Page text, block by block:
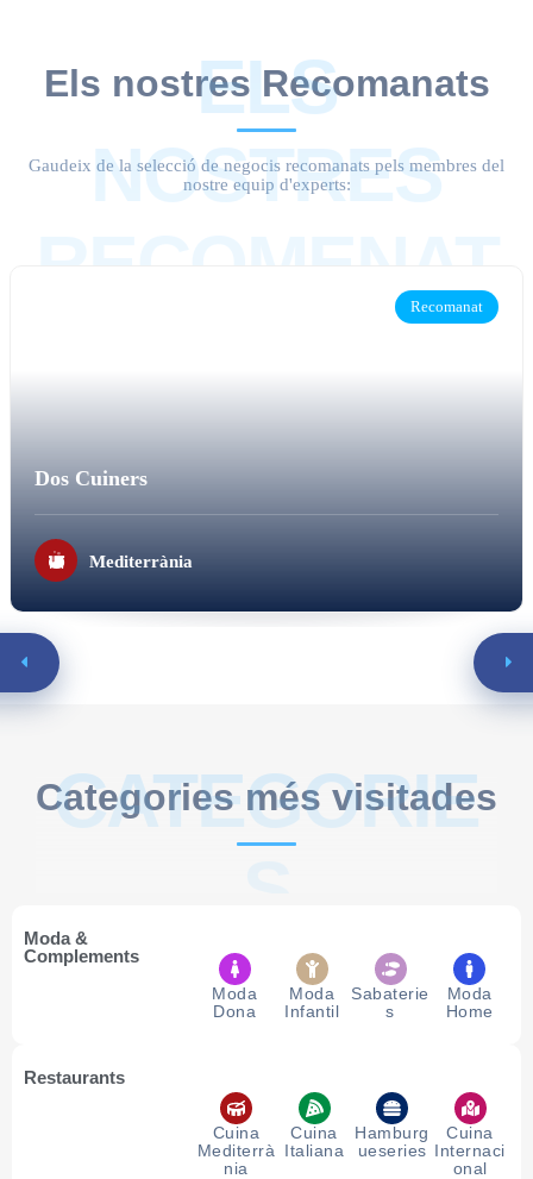
Els nostres Recomanats
ELS
NOSTRES
Gaudeix de la selecció de negocis recomanats pels membres del
nostre equip d'experts:
Recomanat
Dos Cuiners
Mediterrània
Categories més visitades
CATEGORIE
S
Moda &
Complements
Moda
Dona
Moda
Infantil
Sabaterie
s
Moda
Home
Restaurants
Cuina
Mediterrà
nia
Cuina
Italiana
Hamburg
ueseries
Cuina
Internaci
onal